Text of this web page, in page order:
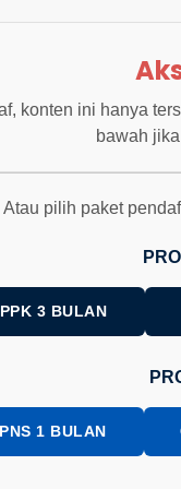
konten ini hanya
bawah
Atau pilih paket
3 BULAN
1 BULAN